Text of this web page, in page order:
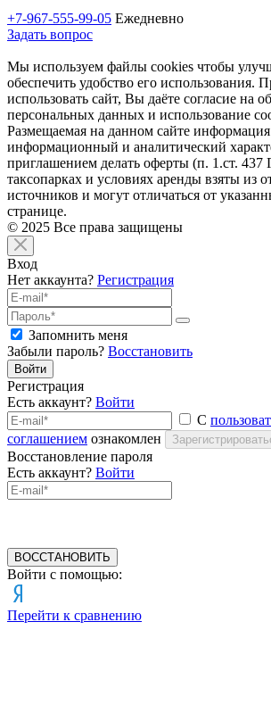
+7-967-555-99-05 Ежедневно
Задать вопрос
Мы используем файлы cookies чтобы
обеспечить удобство его использования.
использовать сайт, Вы даёте согласие на
персональных данных и использование
Размещаемая на данном сайте
информационный и аналитический
приглашением делать оферты (п. 1.ст.
таксопарках и условиях аренды взяты из
источников и могут отличаться от
странице.
© 2025 Все права защищены
Вход
Нет аккаунта? Регистрация
Запомнить меня
Забыли пароль? Восстановить
Войти
Регистрация
Есть аккаунт? Войти
С
соглашением ознакомлен
Восстановление пароля
Есть аккаунт? Войти
ВОССТАНОВИТЬ
Войти с помощью:
Перейти к сравнению